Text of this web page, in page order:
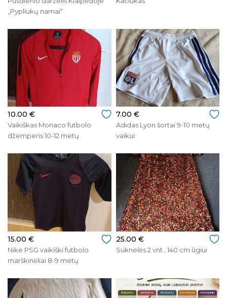
„Pypliukų namai“
10.00 €
Vaikiškas Monaco futbolo
džemperis 10-12 metų
7.00 €
Adidas Lyon šortai 9-10 metų
vaikui
15.00 €
Nike PSG vaikiški futbolo
marškinėliai 8-9 metų
25.00 €
Suknelės 2 vnt., 140 cm ūgiui